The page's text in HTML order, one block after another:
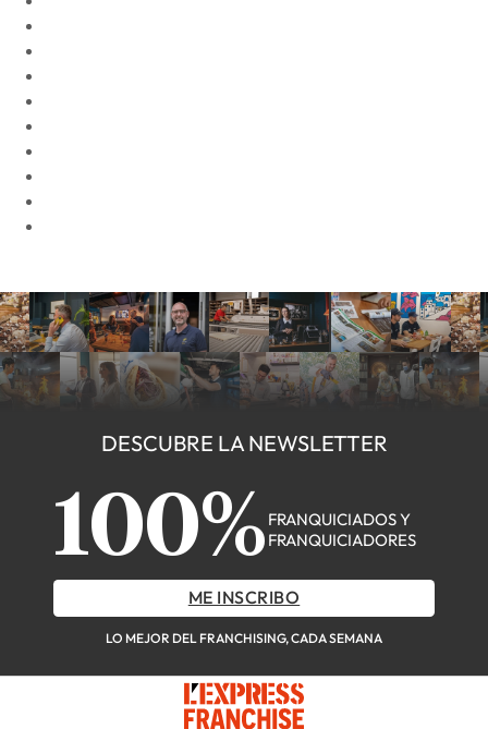
DESCUBRE LA NEWSLETTER
100% FRANQUICIADOS Y
FRANQUICIADORES
ME INSCRIBO
LO MEJOR DEL FRANCHISING, CADA SEMANA